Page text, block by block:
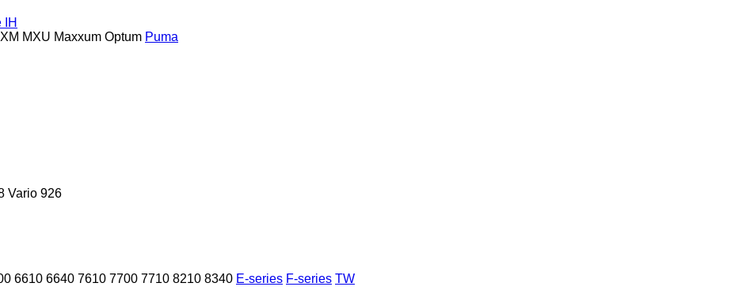
IH
MXU Maxxum Optum Puma
Vario 926
6610 6640 7610 7700 7710 8210 8340 E-series F-series TW